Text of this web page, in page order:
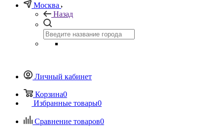
Москва
Назад
Личный кабинет
Корзина0
Избранные товары0
Сравнение товаров0